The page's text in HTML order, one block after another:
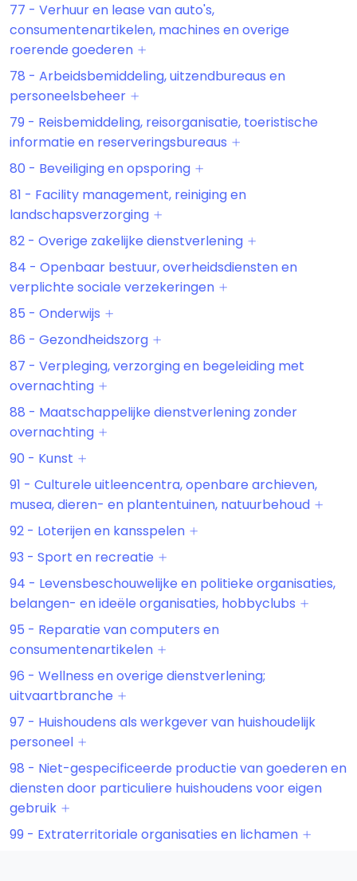
77 - Verhuur en lease van auto's,
consumentenartikelen, machines en overige
roerende goederen
78 - Arbeidsbemiddeling, uitzendbureaus en
personeelsbeheer
79 - Reisbemiddeling, reisorganisatie, toeristische
informatie en reserveringsbureaus
80 - Beveiliging en opsporing
81 - Facility management, reiniging en
landschapsverzorging
82 - Overige zakelijke dienstverlening
84 - Openbaar bestuur, overheidsdiensten en
verplichte sociale verzekeringen
85 - Onderwijs
86 - Gezondheidszorg
87 - Verpleging, verzorging en begeleiding met
overnachting
88 - Maatschappelijke dienstverlening zonder
overnachting
90 - Kunst
91 - Culturele uitleencentra, openbare archieven,
musea, dieren- en plantentuinen, natuurbehoud
92 - Loterijen en kansspelen
93 - Sport en recreatie
94 - Levensbeschouwelijke en politieke organisaties,
belangen- en ideële organisaties, hobbyclubs
95 - Reparatie van computers en
consumentenartikelen
96 - Wellness en overige dienstverlening;
uitvaartbranche
97 - Huishoudens als werkgever van huishoudelijk
personeel
98 - Niet-gespecificeerde productie van goederen en
diensten door particuliere huishoudens voor eigen
gebruik
99 - Extraterritoriale organisaties en lichamen